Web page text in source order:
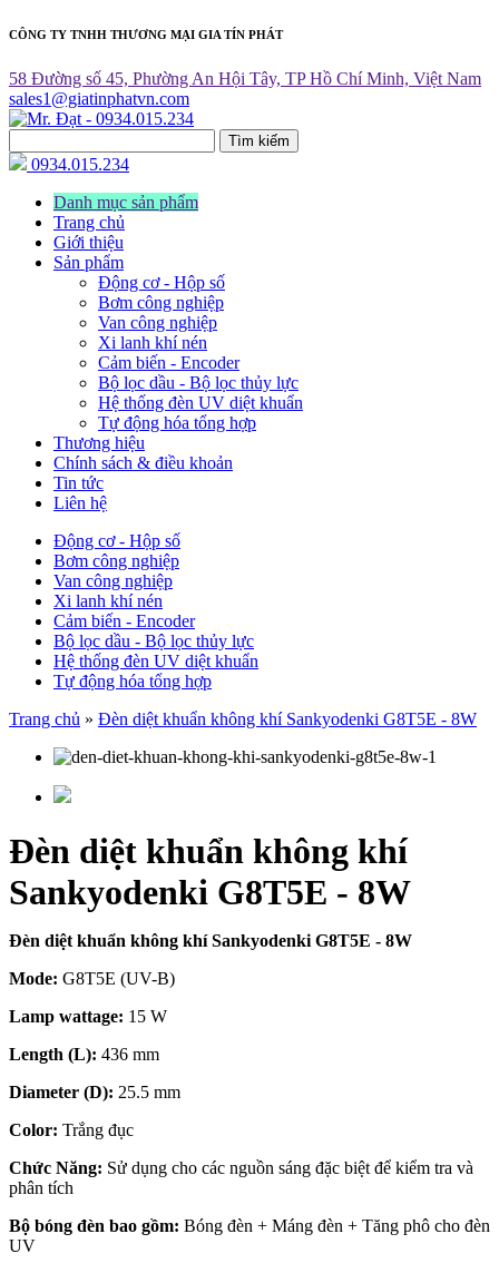
CÔNG TY TNHH THƯƠNG MẠI GIA TÍN PHÁT
58 Đường số 45, Phường An Hội Tây, TP Hồ Chí Minh, Việt Nam
sales1@giatinphatvn.com
Tìm kiếm
0934.015.234
Danh mục sản phẩm
Trang chủ
Giới thiệu
Sản phẩm
Động cơ - Hộp số
Bơm công nghiệp
Van công nghiệp
Xi lanh khí nén
Cảm biến - Encoder
Bộ lọc dầu - Bộ lọc thủy lực
Hệ thống đèn UV diệt khuẩn
Tự động hóa tổng hợp
Thương hiệu
Chính sách & điều khoản
Tin tức
Liên hệ
Động cơ - Hộp số
Bơm công nghiệp
Van công nghiệp
Xi lanh khí nén
Cảm biến - Encoder
Bộ lọc dầu - Bộ lọc thủy lực
Hệ thống đèn UV diệt khuẩn
Tự động hóa tổng hợp
Trang chủ » Đèn diệt khuẩn không khí Sankyodenki G8T5E - 8W
Đèn diệt khuẩn không khí
Sankyodenki G8T5E - 8W
Đèn diệt khuẩn không khí Sankyodenki G8T5E - 8W
Mode: G8T5E (UV-B)
Lamp wattage: 15 W
Length (L): 436 mm
Diameter (D): 25.5 mm
Color: Trắng đục
Chức Năng: Sử dụng cho các nguồn sáng đặc biệt để kiểm tra và
phân tích
Bộ bóng đèn bao gồm: Bóng đèn + Máng đèn + Tăng phô cho đèn
UV